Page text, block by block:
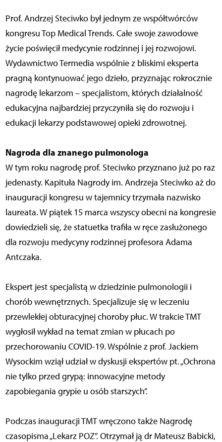
Prof. Andrzej Steciwko był jednym ze współtwórców
kongresu Top Medical Trends. Całe swoje zawodowe
życie poświęcił medycynie rodzinnej i jej rozwojowi.
Wydawnictwo Termedia wspólnie z bliskimi eksperta
pragną kontynuować jego dzieło, przyznając rokrocznie
nagrodę lekarzom – specjalistom, których działalność
edukacyjna najbardziej przyczyniła się do rozwoju i
edukacji lekarzy podstawowej opieki zdrowotnej.
Nagroda dla znanego pulmonologa
W tym roku nagrodę prof. Steciwko przyznano już po raz
jedenasty. Kapituła Nagrody im. Andrzeja Steciwko aż do
inauguracji kongresu w tajemnicy trzymała nazwisko
laureata. W piątek 15 marca wszyscy obecni na kongresie
dowiedzieli się, że statuetka trafiła w ręce zasłużonego
dla rozwoju medycyny rodzinnej profesora Adama
Antczaka.
Ekspert jest specjalistą w dziedzinie pulmonologii i
chorób wewnętrznych. Specjalizuje się w leczeniu
przewlekłej obturacyjnej choroby płuc. W trakcie TMT
wygłosił wykład na temat zmian w płucach po
przechorowaniu COVID-19. Wspólnie z prof. Jackiem
Wysockim wziął udział w dyskusji ekspertów pt. „Ochrona
nie tylko przed grypą: innowacyjne metody
zapobiegania grypie u osób starszych”.
Podczas inauguracji TMT wręczono także Nagrodę
czasopisma „Lekarz POZ”. Otrzymał ją dr Mateusz Babicki,